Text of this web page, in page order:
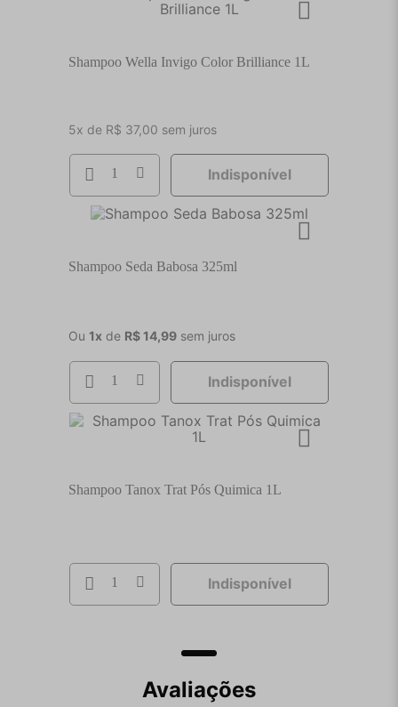
Shampoo Wella Invigo Color Brilliance 1L
5x de R$ 37,00 sem juros
Indisponível
Shampoo Seda Babosa 325ml
Ou 1x de R$14,99 sem juros
Indisponível
Shampoo Tanox Trat Pós Quimica 1L
Indisponível
Avaliações